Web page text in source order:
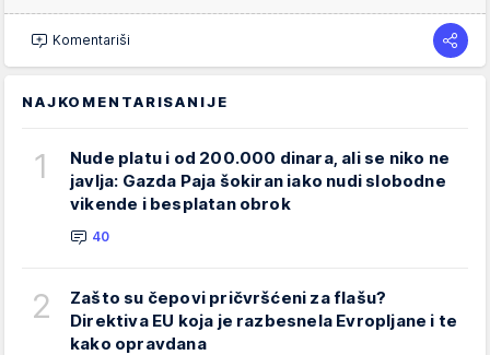
Komentariši
NAJKOMENTARISANIJE
1
Nude platu i od 200.000 dinara, ali se niko ne
javlja: Gazda Paja šokiran iako nudi slobodne
vikende i besplatan obrok
40
2
Zašto su čepovi pričvršćeni za flašu?
Direktiva EU koja je razbesnela Evropljane i te
kako opravdana